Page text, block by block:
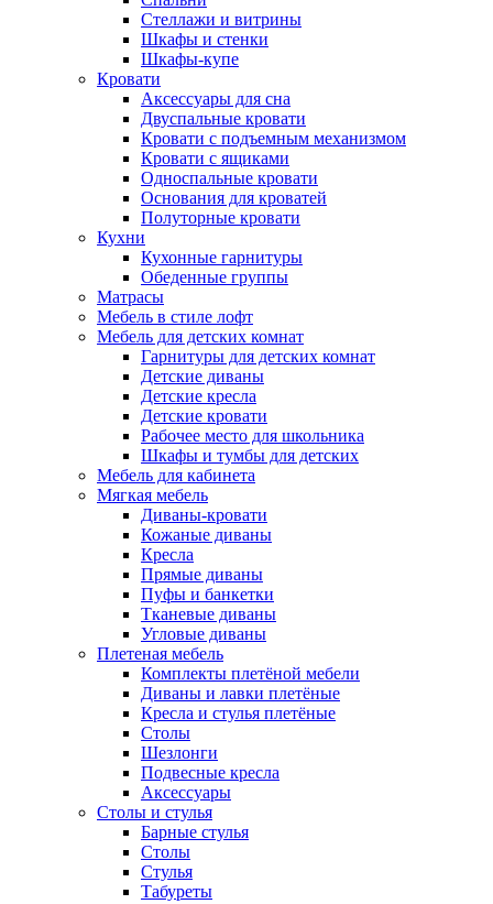
Стеллажи и витрины
Шкафы и стенки
Шкафы-купе
Кровати
Аксессуары для сна
Двуспальные кровати
Кровати с подъемным механизмом
Кровати с ящиками
Односпальные кровати
Основания для кроватей
Полуторные кровати
Кухни
Кухонные гарнитуры
Обеденные группы
Матрасы
Мебель в стиле лофт
Мебель для детских комнат
Гарнитуры для детских комнат
Детские диваны
Детские кресла
Детские кровати
Рабочее место для школьника
Шкафы и тумбы для детских
Мебель для кабинета
Мягкая мебель
Диваны-кровати
Кожаные диваны
Кресла
Прямые диваны
Пуфы и банкетки
Тканевые диваны
Угловые диваны
Плетеная мебель
Комплекты плетёной мебели
Диваны и лавки плетёные
Кресла и стулья плетёные
Столы
Шезлонги
Подвесные кресла
Аксессуары
Столы и стулья
Барные стулья
Столы
Стулья
Табуреты